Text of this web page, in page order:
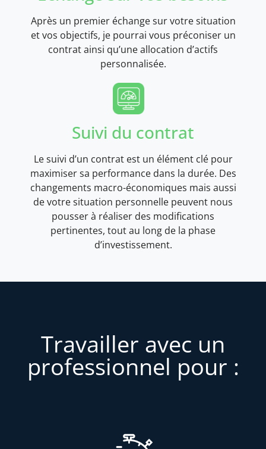
Après un premier échange sur votre situation
et vos objectifs, je pourrai vous préconiser un
contrat ainsi qu’une allocation d’actifs
personnalisée.
Suivi du contrat
Le suivi d’un contrat est un élément clé pour
maximiser sa performance dans la durée. Des
changements macro-économiques mais aussi
de votre situation personnelle peuvent nous
pousser à réaliser des modifications
pertinentes, tout au long de la phase
d’investissement.
Travailler avec un
professionnel pour :